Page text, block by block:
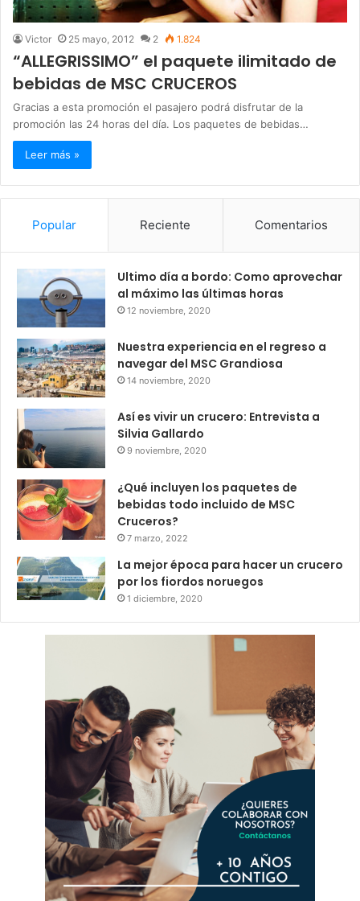
Victor 25 mayo, 2012 2 1.824
“ALLEGRISSIMO” el paquete ilimitado de
bebidas de MSC CRUCEROS
Gracias a esta promoción el pasajero podrá disfrutar de la
promoción las 24 horas del día. Los paquetes de bebidas…
Leer más »
Popular Reciente Comentarios
Ultimo día a bordo: Como aprovechar
al máximo las últimas horas
12 noviembre, 2020
Nuestra experiencia en el regreso a
navegar del MSC Grandiosa
14 noviembre, 2020
Así es vivir un crucero: Entrevista a
Silvia Gallardo
9 noviembre, 2020
¿Qué incluyen los paquetes de
bebidas todo incluido de MSC
Cruceros?
7 marzo, 2022
La mejor época para hacer un crucero
por los fiordos noruegos
1 diciembre, 2020